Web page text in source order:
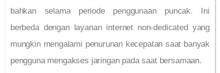
bahkan selama periode penggunaan puncak. Ini
berbeda dengan layanan internet non-dedicated yang
mungkin mengalami penurunan kecepatan saat banyak
pengguna mengakses jaringan pada saat bersamaan.